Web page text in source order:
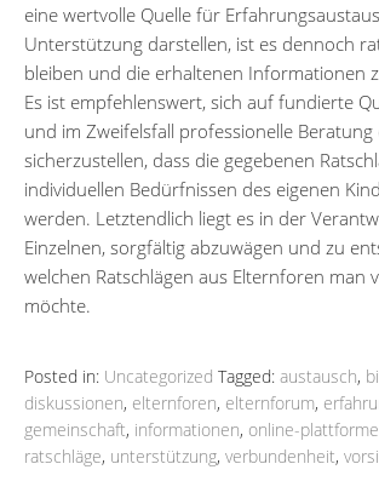
eine wertvolle Quelle für
Unterstützung darstellen, ist es dennoch
bleiben und die erhaltenen Informationen
Es ist empfehlenswert, sich auf fundierte
und im Zweifelsfall professionelle
sicherzustellen, dass die gegebenen
individuellen Bedürfnissen des eigenen
werden. Letztendlich liegt es in der
Einzelnen, sorgfältig abzuwägen und zu
welchen Ratschlägen aus Elternforen man
möchte.
Posted in: Uncategorized Tagged: austausch,
diskussionen, elternforen, elternforum,
gemeinschaft, informationen, online-
ratschläge, unterstützung, verbundenheit,